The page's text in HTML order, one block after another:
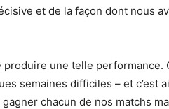
et de la façon dont nous
produire une telle performance.
semaines difficiles – et c’est
chacun de nos matchs